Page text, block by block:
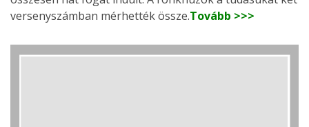
versenyszámban mérhették össze.Tovább >>>